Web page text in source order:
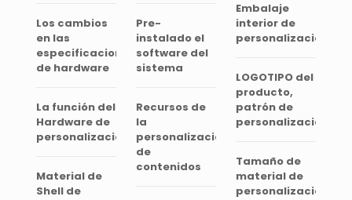
Los cambios
en las
especificaciones
de hardware
La función del
Hardware de
personalización
Material de
Shell de
Pre-
instalado el
software del
sistema
Recursos de
la
personalización
de
contenidos
Embalaje
interior de
personalización
LOGOTIPO del
producto,
patrón de
personalización
Tamaño de
material de
personalización